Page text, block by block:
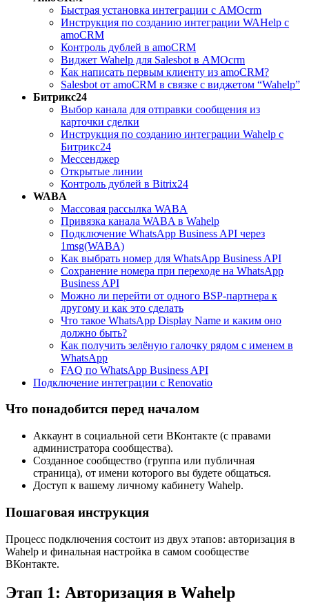
Быстрая установка интеграции с АМОcrm
Инструкция по созданию интеграции WAHelp c
amoCRM
Контроль дублей в amoCRM
Виджет Wahelp для Salesbot в AMOcrm
Как написать первым клиенту из amoCRM?
Salesbot от amoCRM в связке с виджетом “Wahelp”
Битрикс24
Выбор канала для отправки сообщения из
карточки сделки
Инструкция по созданию интеграции Wahelp c
Битрикс24
Мессенджер
Открытые линии
Контроль дублей в Bitrix24
WABA
Массовая рассылка WABA
Привязка канала WABA в Wahelp
Подключение WhatsApp Business API через
1msg(WABA)
Как выбрать номер для WhatsApp Business API
Сохранение номера при переходе на WhatsApp
Business API
Можно ли перейти от одного BSP-партнера к
другому и как это сделать
Что такое WhatsApp Display Name и каким оно
должно быть?
Как получить зелёную галочку рядом с именем в
WhatsApp
FAQ по WhatsApp Business API
Подключение интеграции с Renovatio
Что понадобится перед началом
Аккаунт в социальной сети ВКонтакте (с правами
администратора сообщества).
Созданное сообщество (группа или публичная
страница), от имени которого вы будете общаться.
Доступ к вашему личному кабинету Wahelp.
Пошаговая инструкция
Процесс подключения состоит из двух этапов: авторизация в
Wahelp и финальная настройка в самом сообществе
ВКонтакте.
Этап 1: Авторизация в Wahelp